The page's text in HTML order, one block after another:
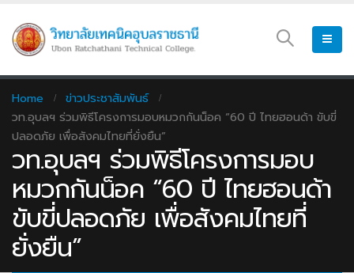
Home
ข่าวประชาสัมพันธ์
วท.อุบลฯ ร่วมพิธีโครงการมอบหมวกกันน็อค “60 ปี ไทยฮอนด้า ขับขี่
ปลอดภัย เพื่อสังคมไทยที่ยั่งยืน”
วท.อุบลฯ ร่วมพิธีโครงการมอบ
หมวกกันน็อค “60 ปี ไทยฮอนด้า
ขับขี่ปลอดภัย เพื่อสังคมไทยที่
ยั่งยืน”